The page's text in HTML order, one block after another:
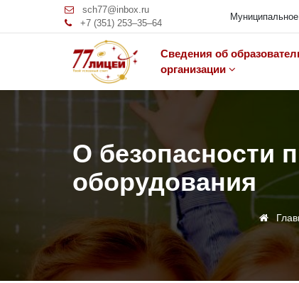
sch77@inbox.ru
+7 (351) 253‒35‒64
Сведения об
организации
О безопасности
оборудования